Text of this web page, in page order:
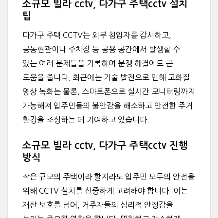
소규모 빌라 cctv, 다가구 주택cctv 설치
팁
다가구 주택 CCTV는 외부 침입자를 감시하고,
공동현관이나 주차장 등 공용 공간에서 발생할 수
있는 여러 문제들을 기록하여 분쟁 해결에도 큰
도움을 줍니다. 최근에는 기술 발전으로 인해 고화질
영상 녹화는 물론, 스마트폰으로 실시간 모니터링까지
가능해져 입주민들의 불안감을 해소하고 안전한 주거
환경을 조성하는 데 기여하고 있습니다.
소규모 빌라 cctv, 다가구 주택cctv 진행
방식
작은 규모의 주택이라 할지라도 입주민 모두의 안전을
위해 CCTV 설치를 신중하게 고려해야 합니다. 이는
재산 보호를 넘어, 거주자들의 심리적 안정감을